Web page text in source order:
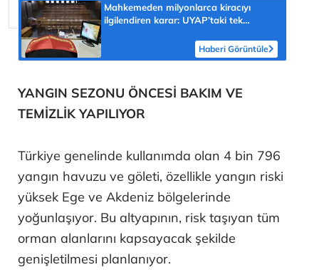
Mahkemeden milyonlarca kiracıyı
ilgilendiren karar: UYAP’taki tek
Haberi Görüntüle
YANGIN SEZONU ÖNCESİ BAKIM VE
TEMİZLİK YAPILIYOR
Türkiye genelinde kullanımda olan 4 bin 796
yangın havuzu ve göleti, özellikle yangın riski
yüksek Ege ve Akdeniz bölgelerinde
yoğunlaşıyor. Bu altyapının, risk taşıyan tüm
orman alanlarını kapsayacak şekilde
genişletilmesi planlanıyor.